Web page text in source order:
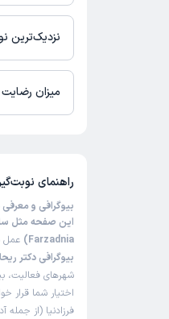
در حال حاضر
نیست. برای
نزدیک‌ترین
زمان نوبت‌دهی و
میزان رضایت
راهنمای
بیوگرافی و معرفی
Farzadnia)
عمل
بیوگرافی دکتر
شهرهای فعالیت،
اختیار شما قرار
فرزادنیا (از جمله